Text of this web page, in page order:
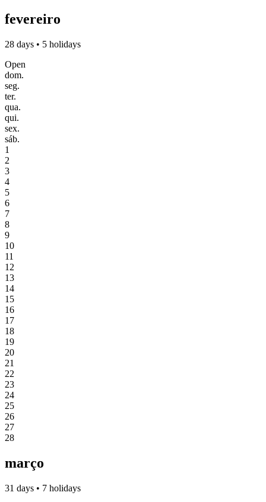
fevereiro
28 days • 5 holidays
Open
dom.
seg.
ter.
qua.
qui.
sex.
sáb.
1
2
3
4
5
6
7
8
9
10
11
12
13
14
15
16
17
18
19
20
21
22
23
24
25
26
27
28
março
31 days • 7 holidays